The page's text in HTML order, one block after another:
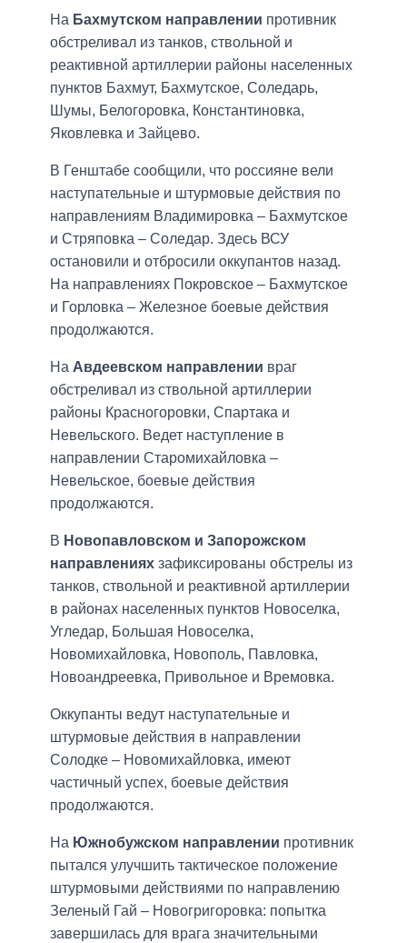
На Бахмутском направлении противник
обстреливал из танков, ствольной и
реактивной артиллерии районы населенных
пунктов Бахмут, Бахмутское, Соледарь,
Шумы, Белогоровка, Константиновка,
Яковлевка и Зайцево.
В Генштабе сообщили, что россияне вели
наступательные и штурмовые действия по
направлениям Владимировка – Бахмутское
и Стряповка – Соледар. Здесь ВСУ
остановили и отбросили оккупантов назад.
На направлениях Покровское – Бахмутское
и Горловка – Железное боевые действия
продолжаются.
На Авдеевском направлении враг
обстреливал из ствольной артиллерии
районы Красногоровки, Спартака и
Невельского. Ведет наступление в
направлении Старомихайловка –
Невельское, боевые действия
продолжаются.
В Новопавловском и Запорожском
направлениях зафиксированы обстрелы из
танков, ствольной и реактивной артиллерии
в районах населенных пунктов Новоселка,
Угледар, Большая Новоселка,
Новомихайловка, Новополь, Павловка,
Новоандреевка, Привольное и Времовка.
Оккупанты ведут наступательные и
штурмовые действия в направлении
Солодке – Новомихайловка, имеют
частичный успех, боевые действия
продолжаются.
На Южнобужском направлении противник
пытался улучшить тактическое положение
штурмовыми действиями по направлению
Зеленый Гай – Новогригоровка: попытка
завершилась для врага значительными